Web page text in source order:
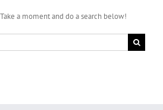
a moment and do a search below!